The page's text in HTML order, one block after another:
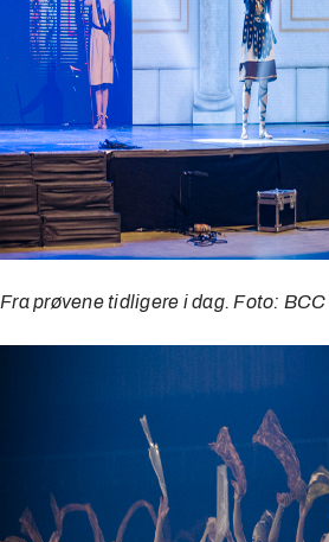
Fra prøvene tidligere i dag. Foto: BCC